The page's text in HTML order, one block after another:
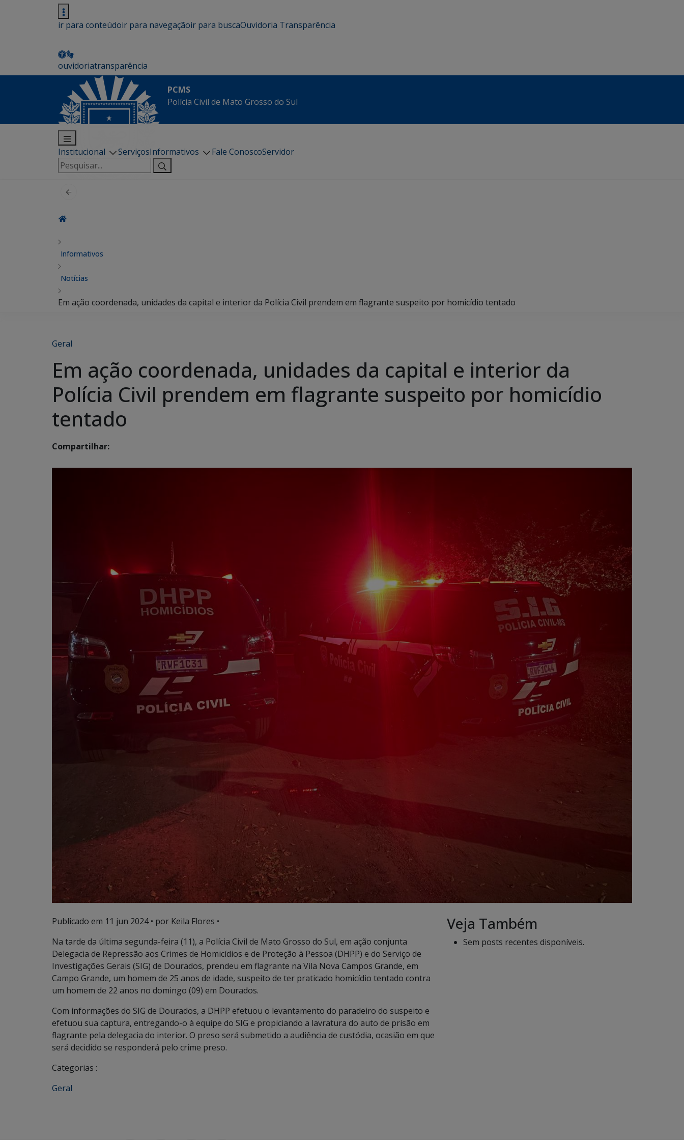
ir para conteúdoir para navegaçãoir para buscaOuvidoria Transparência
ouvidoriatransparência
PCMS
Polícia Civil de Mato Grosso do Sul
Institucional ServiçosInformativos Fale ConoscoServidor
Pesquisar
por:
Informativos
Notícias
Em ação coordenada, unidades da capital e interior da Polícia Civil prendem em flagrante suspeito por homicídio tentado
Geral
Em ação coordenada, unidades da capital e interior da
Polícia Civil prendem em flagrante suspeito por homicídio
tentado
Compartilhar:
Publicado em 11 jun 2024• por Keila Flores •
Na tarde da última segunda-feira (11), a Polícia Civil de Mato Grosso do Sul, em ação conjunta
Delegacia de Repressão aos Crimes de Homicídios e de Proteção à Pessoa (DHPP) e do Serviço de
Investigações Gerais (SIG) de Dourados, prendeu em flagrante na Vila Nova Campos Grande, em
Campo Grande, um homem de 25 anos de idade, suspeito de ter praticado homicídio tentado contra
um homem de 22 anos no domingo (09) em Dourados.
Com informações do SIG de Dourados, a DHPP efetuou o levantamento do paradeiro do suspeito e
efetuou sua captura, entregando-o à equipe do SIG e propiciando a lavratura do auto de prisão em
flagrante pela delegacia do interior. O preso será submetido a audiência de custódia, ocasião em que
será decidido se responderá pelo crime preso.
Categorias :
Geral
Veja Também
Sem posts recentes disponíveis.